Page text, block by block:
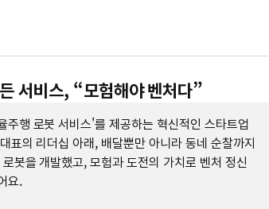
서비스, “모험해야 벤처다”
주행 로봇 서비스'를 제공하는 혁신적인 스타트업
표의 리더십 아래, 배달뿐만 아니라 동네 순찰까지
봇을 개발했고, 모험과 도전의 가치로 벤처 정신
요.